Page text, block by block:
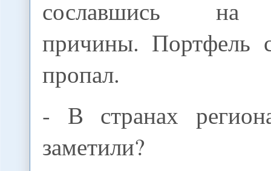
сославшись на
причины. Портфель
пропал.
- В странах
заметили?